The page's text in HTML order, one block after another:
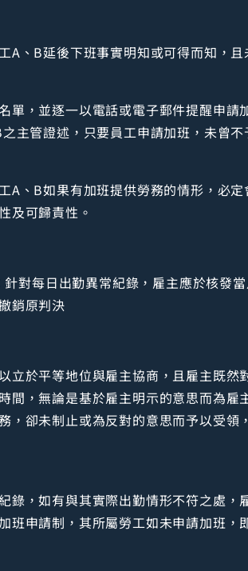
A、B延後下班事實明知或可得而知，
單，並逐一以電話或電子郵件提醒申
主管證述，只要員工申請加班，未曾不
A、B如果有加班提供勞務的情形，必
及可歸責性。
對每日出勤異常紀錄，雇主應於核發
銷原判決
立於平等地位與雇主協商，且雇主既
間，無論是基於雇主明示的意思而為
，卻未制止或為反對的意思而予以受
錄，如有與其實際出勤情形不符之處
班申請制，其所屬勞工如未申請加班